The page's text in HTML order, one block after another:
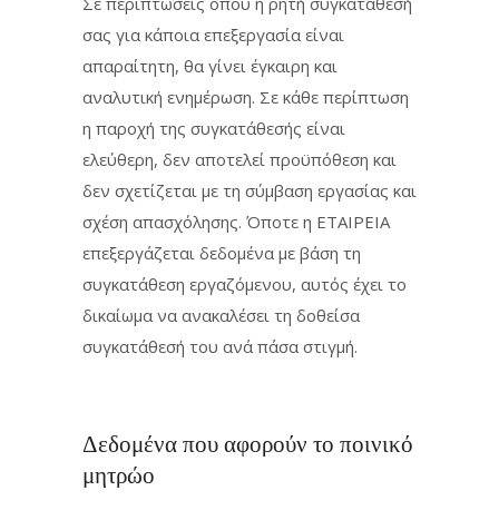
σας για κάποια επεξεργασία είναι
απαραίτητη, θα γίνει έγκαιρη και
αναλυτική ενημέρωση. Σε κάθε περίπτωση
η παροχή της συγκατάθεσής είναι
ελεύθερη, δεν αποτελεί προϋπόθεση και
δεν σχετίζεται με τη σύμβαση εργασίας και
σχέση απασχόλησης. Όποτε η ΕΤΑΙΡΕΙΑ
επεξεργάζεται δεδομένα με βάση τη
συγκατάθεση εργαζόμενου, αυτός έχει το
δικαίωμα να ανακαλέσει τη δοθείσα
συγκατάθεσή του ανά πάσα στιγμή.
Δεδομένα που αφορούν το ποινικό
μητρώο